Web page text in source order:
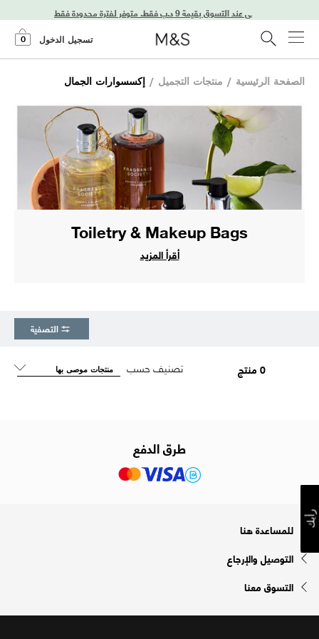
تسجيل الدخول 0
الصفحة الرئيسية / منتجات التجميل / إكسسوارات الجمال
Toiletry & Makeup Bags
أقرأ المزيد
التصفية
0 منتج تصنيف حسب
طرق الدفع
للمساعدة هنا
التوصيل والإرجاع
التسوق معنا
رأيك